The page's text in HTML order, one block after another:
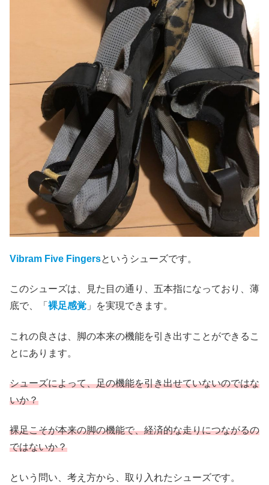
Vibram Five Fingersというシューズです。
このシューズは、見た目の通り、五本指になっており、薄
底で、「 裸足感覚 」を実現できます。
これの良さは、脚の本来の機能を引き出すことができるこ
とにあります。
シューズによって、足の機能を引き出せていないのではな
いか？
裸足こそが本来の脚の機能で、経済的な走りにつながるの
ではないか？
という問い、考え方から、取り入れたシューズです。